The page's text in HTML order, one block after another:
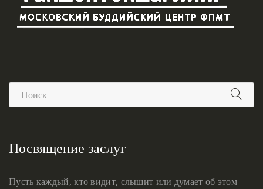
Посвящение заслуг
Пусть каждый, кто видит, слышит или думает об этом